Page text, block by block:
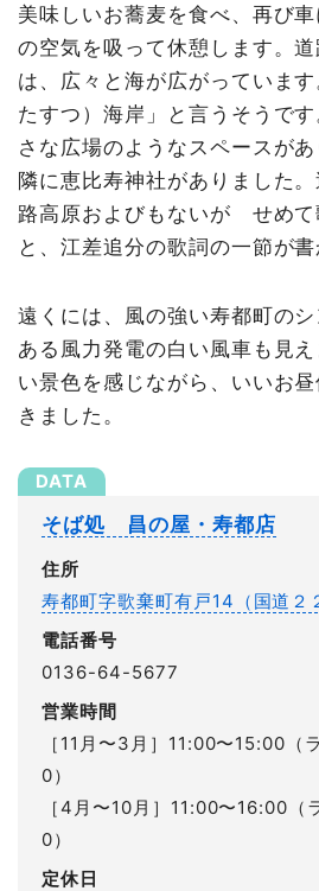
美味しいお蕎麦を食べ、再び
の空気を吸って休憩します。
は、広々と海が広がっていま
たすつ）海岸」と言うそうで
さな広場のようなスペースがあ
隣に恵比寿神社がありました
路高原およびもないが せめて
と、江差追分の歌詞の一節が書
遠くには、風の強い寿都町の
ある風力発電の白い風車も見
い景色を感じながら、いいお
きました。
そば処 昌の屋・寿都店
住所
寿都町字歌棄町有戸14（国道２
電話番号
0136-64-5677
営業時間
［11月〜3月］11:00〜15:00（
0）
［4月〜10月］11:00〜16:00（
0）
定休日